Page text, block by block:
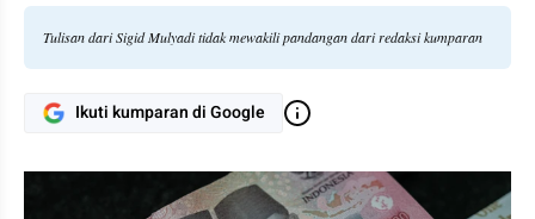
Tulisan dari Sigid Mulyadi tidak mewakili pandangan dari redaksi kumparan
Ikuti kumparan di Google